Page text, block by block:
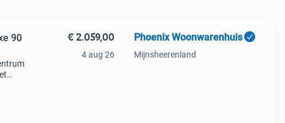
90
€ 2.059,00
4 aug 26
Phoenix Woonwarenhuis
Mijnsheerenland